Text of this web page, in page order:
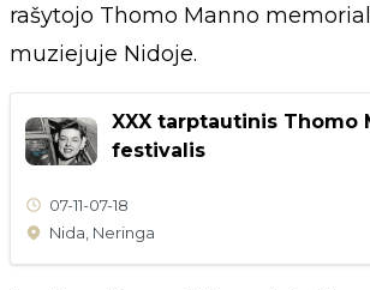
rašytojo Thomo Manno
muziejuje Nidoje.
XXX tarptautinis Thomo
festivalis
07-11-07-18
Nida, Neringa